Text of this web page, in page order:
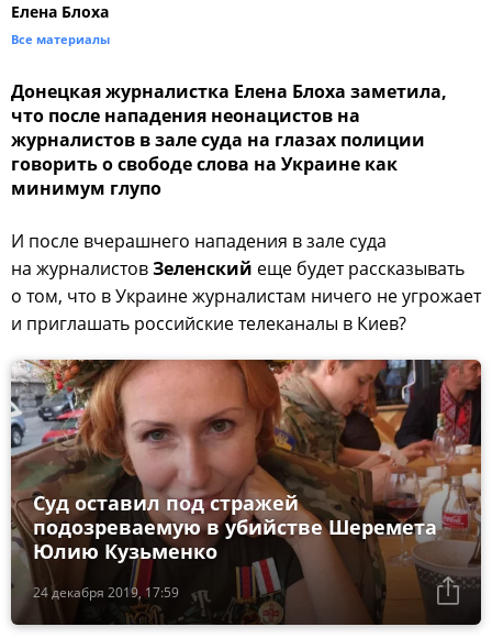
Елена Блоха
Все материалы
Донецкая журналистка Елена Блоха заметила,
что после нападения неонацистов на
журналистов в зале суда на глазах полиции
говорить о свободе слова на Украине как
минимум глупо
И после вчерашнего нападения в зале суда
на журналистовЗеленский еще будет рассказывать
о том, что в Украине журналистам ничего не угрожает
и приглашать российские телеканалы в Киев?
24 декабря 2019, 17:59
Суд оставил под стражей
подозреваемую в убийстве Шеремета
Юлию Кузьменко